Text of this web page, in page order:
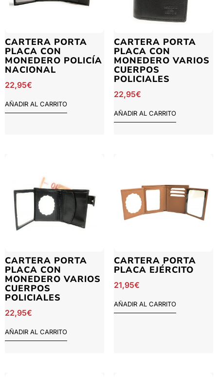
CARTERA PORTA
PLACA CON
MONEDERO POLICÍA
NACIONAL
22,95€
AÑADIR AL CARRITO
CARTERA PORTA
PLACA CON
MONEDERO VARIOS
CUERPOS
POLICIALES
22,95€
AÑADIR AL CARRITO
CARTERA PORTA
PLACA CON
MONEDERO VARIOS
CUERPOS
POLICIALES
22,95€
AÑADIR AL CARRITO
CARTERA PORTA
PLACA EJÉRCITO
21,95€
AÑADIR AL CARRITO